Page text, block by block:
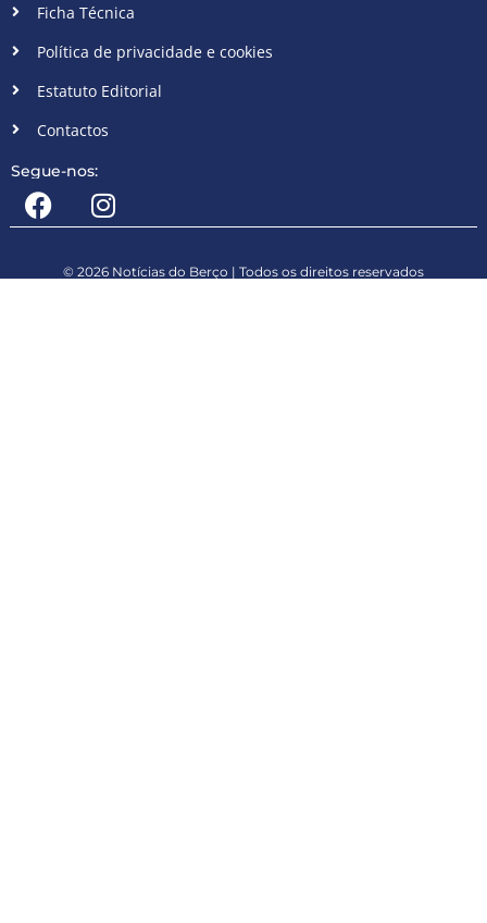
Ficha Técnica
Política de privacidade e cookies
Estatuto Editorial
Contactos
Segue-nos:
© 2026 Notícias do Berço | Todos os direitos reservados